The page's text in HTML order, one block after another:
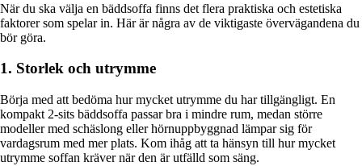
När du ska välja en bäddsoffa finns det flera praktiska och estetiska
faktorer som spelar in. Här är några av de viktigaste övervägandena du
bör göra.
1. Storlek och utrymme
Börja med att bedöma hur mycket utrymme du har tillgängligt. En
kompakt 2-sits bäddsoffa passar bra i mindre rum, medan större
modeller med schäslong eller hörnuppbyggnad lämpar sig för
vardagsrum med mer plats. Kom ihåg att ta hänsyn till hur mycket
utrymme soffan kräver när den är utfälld som säng.